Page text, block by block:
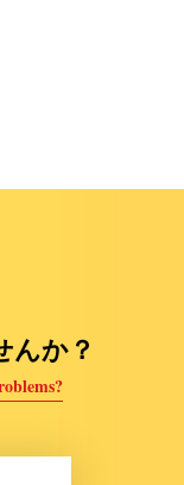
んか？